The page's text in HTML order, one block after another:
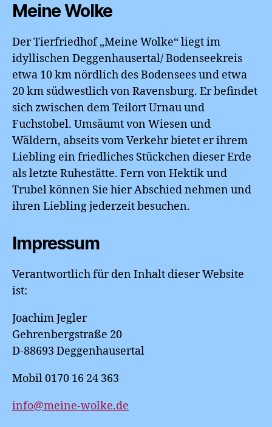
Meine Wolke
Der Tierfriedhof „Meine Wolke“ liegt im
idyllischen Deggenhausertal/ Bodenseekreis
etwa 10 km nördlich des Bodensees und etwa
20 km südwestlich von Ravensburg. Er befindet
sich zwischen dem Teilort Urnau und
Fuchstobel. Umsäumt von Wiesen und
Wäldern, abseits vom Verkehr bietet er ihrem
Liebling ein friedliches Stückchen dieser Erde
als letzte Ruhestätte. Fern von Hektik und
Trubel können Sie hier Abschied nehmen und
ihren Liebling jederzeit besuchen.
Impressum
Verantwortlich für den Inhalt dieser Website
ist:
Joachim Jegler
Gehrenbergstraße 20
D-88693 Deggenhausertal
Mobil 0170 16 24 363
info@meine-wolke.de